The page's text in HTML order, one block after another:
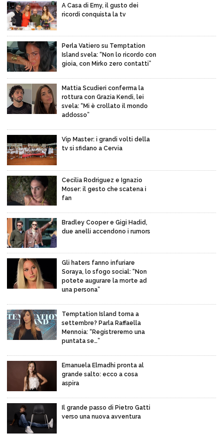
A Casa di Emy, il gusto dei
ricordi conquista la tv
Perla Vatiero su Temptation
Island svela: “Non lo ricordo con
gioia, con Mirko zero contatti”
Mattia Scudieri conferma la
rottura con Grazia Kendi, lei
svela: “Mi è crollato il mondo
addosso”
Vip Master: i grandi volti della
tv si sfidano a Cervia
Cecilia Rodriguez e Ignazio
Moser: il gesto che scatena i
fan
Bradley Cooper e Gigi Hadid,
due anelli accendono i rumors
Gli haters fanno infuriare
Soraya, lo sfogo social: “Non
potete augurare la morte ad
una persona”
Temptation Island torna a
settembre? Parla Raffaella
Mennoia: “Registreremo una
puntata se…”
Emanuela Elmadhi pronta al
grande salto: ecco a cosa
aspira
Il grande passo di Pietro Gatti
verso una nuova avventura